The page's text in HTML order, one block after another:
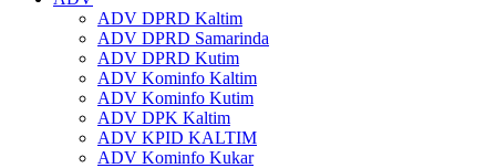
ADV DPRD Kaltim
ADV DPRD Samarinda
ADV DPRD Kutim
ADV Kominfo Kaltim
ADV Kominfo Kutim
ADV DPK Kaltim
ADV KPID KALTIM
ADV Kominfo Kukar